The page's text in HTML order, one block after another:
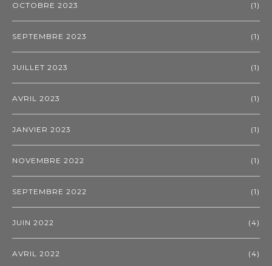
OCTOBRE 2023 (1)
SEPTEMBRE 2023 (1)
JUILLET 2023 (1)
AVRIL 2023 (1)
JANVIER 2023 (1)
NOVEMBRE 2022 (1)
SEPTEMBRE 2022 (1)
JUIN 2022 (4)
AVRIL 2022 (4)